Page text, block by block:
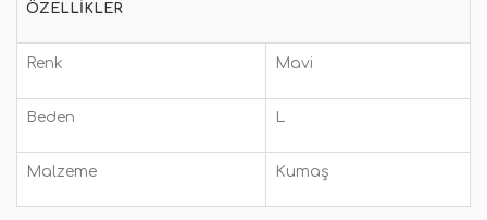
ÖZELLIKLER
Renk Mavi
Beden L
Malzeme Kumaş